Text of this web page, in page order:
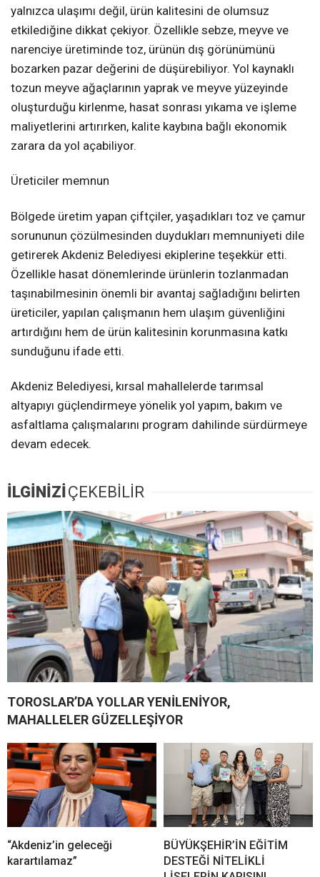
yalnızca ulaşımı değil, ürün kalitesini de olumsuz
etkilediğine dikkat çekiyor. Özellikle sebze, meyve ve
narenciye üretiminde toz, ürünün dış görünümünü
bozarken pazar değerini de düşürebiliyor. Yol kaynaklı
tozun meyve ağaçlarının yaprak ve meyve yüzeyinde
oluşturduğu kirlenme, hasat sonrası yıkama ve işleme
maliyetlerini artırırken, kalite kaybına bağlı ekonomik
zarara da yol açabiliyor.
Üreticiler memnun
Bölgede üretim yapan çiftçiler, yaşadıkları toz ve çamur
sorununun çözülmesinden duydukları memnuniyeti dile
getirerek Akdeniz Belediyesi ekiplerine teşekkür etti.
Özellikle hasat dönemlerinde ürünlerin tozlanmadan
taşınabilmesinin önemli bir avantaj sağladığını belirten
üreticiler, yapılan çalışmanın hem ulaşım güvenliğini
artırdığını hem de ürün kalitesinin korunmasına katkı
sunduğunu ifade etti.
Akdeniz Belediyesi, kırsal mahallelerde tarımsal
altyapıyı güçlendirmeye yönelik yol yapım, bakım ve
asfaltlama çalışmalarını program dahilinde sürdürmeye
devam edecek.
İLGİNİZİÇEKEBİLİR
TOROSLAR’DA YOLLAR YENİLENİYOR,
MAHALLELER GÜZELLEŞİYOR
“Akdeniz’in geleceği
karartılamaz”
BÜYÜKŞEHİR’İN EĞİTİM
DESTEĞİ NİTELİKLİ